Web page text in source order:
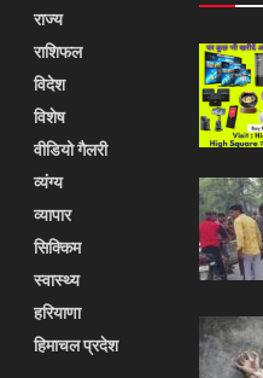
राज्य
राशिफल
विदेश
विशेष
वीडियो गैलरी
व्यंग्य
व्यापार
सिक्किम
स्वास्थ्य
हरियाणा
हिमाचल प्रदेश